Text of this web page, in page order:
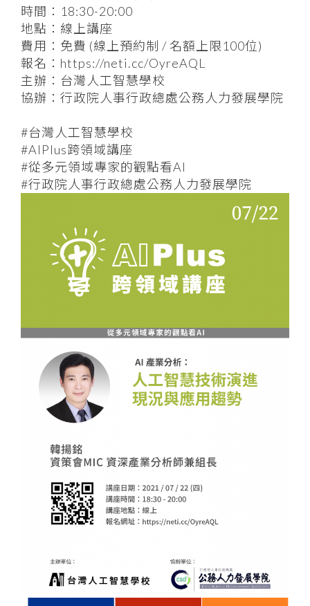
時間：18:30-20:00
地點：線上講座
費用：免費 (線上預約制 / 名額上限100位)
報名：https://neti.cc/OyreAQL
主辦：台灣人工智慧學校
協辦：行政院人事行政總處公務人力發展學院
#台灣人工智慧學校
#AIPlus跨領域講座
#從多元領域專家的觀點看AI
#行政院人事行政總處公務人力發展學院